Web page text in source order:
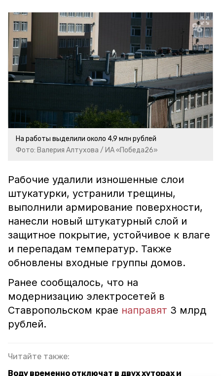
На работы выделили около 4,9 млн рублей
Фото: Валерия Алтухова / ИА «Победа26»
Рабочие удалили изношенные слои
штукатурки, устранили трещины,
выполнили армирование поверхности,
нанесли новый штукатурный слой и
защитное покрытие, устойчивое к влаге
и перепадам температур. Также
обновлены входные группы домов.
Ранее сообщалось, что на
модернизацию электросетей в
Ставропольском крае направят 3 млрд
рублей.
Читайте также:
Воду временно отключат в двух хуторах и